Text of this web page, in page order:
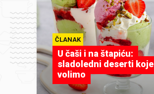
ČLANAK
U čaši i na štapiću:
sladoledni deserti koje
volimo